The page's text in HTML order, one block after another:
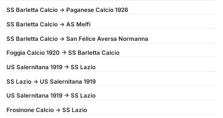
SS Barletta Calcio -> Paganese Calcio 1926
SS Barletta Calcio -> AS Melfi
SS Barletta Calcio -> San Felice Aversa Normanna
Foggia Calcio 1920 -> SS Barletta Calcio
US Salernitana 1919 -> SS Lazio
SS Lazio -> US Salernitana 1919
US Salernitana 1919 -> SS Lazio
Frosinone Calcio -> SS Lazio